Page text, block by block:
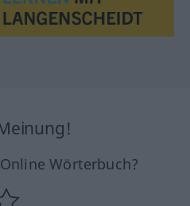
Wörterbuch?